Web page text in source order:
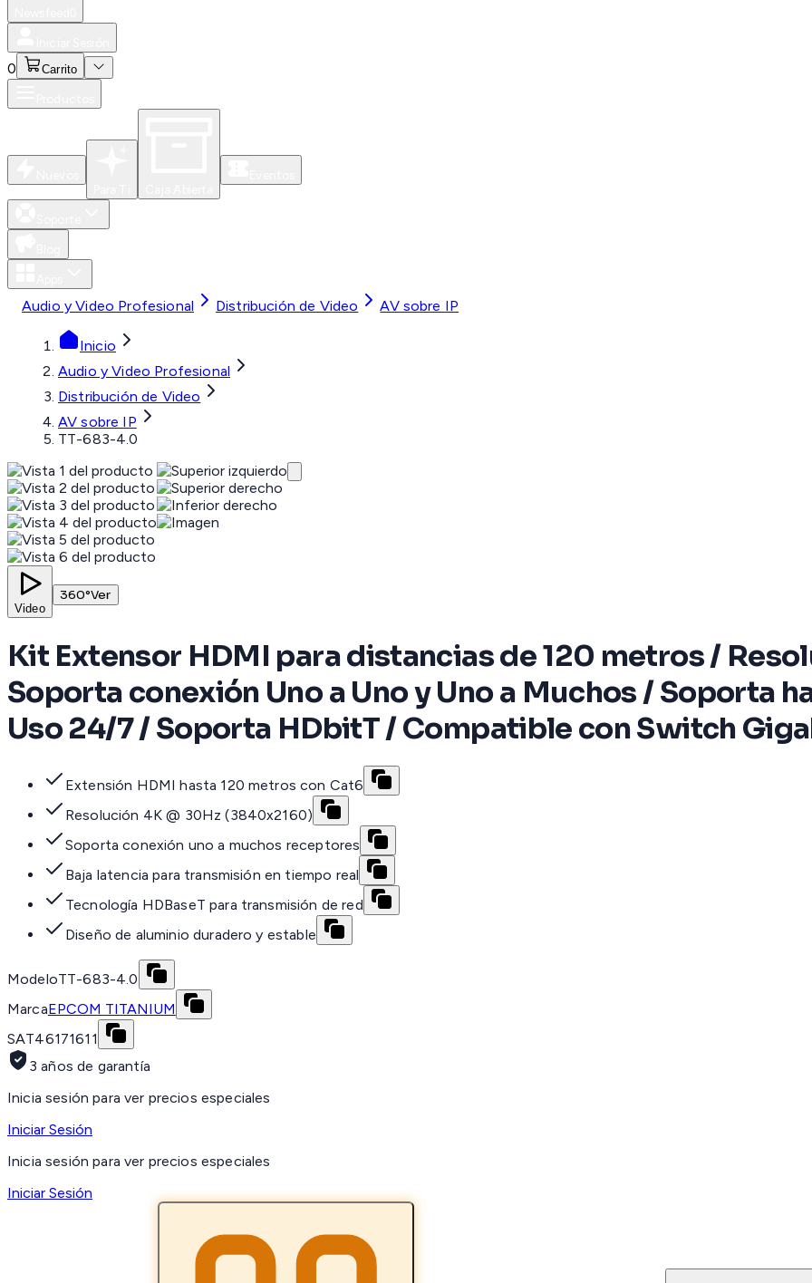
0 Carrito
Audio y Video Profesional Distribución de Video AV sobre IP
Inicio
Audio y Video Profesional
Distribución de Video
AV sobre IP
TT-683-4.0
Video
360°Ver
Kit Extensor HDMI para distancias de 120 metros /
Soporta conexión Uno a Uno y Uno a Muchos / Soporta
Uso 24/7 / Soporta HDbitT / Compatible con Switch
Extensión HDMI hasta 120 metros con Cat6
Resolución 4K @ 30Hz (3840x2160)
Soporta conexión uno a muchos receptores
Baja latencia para transmisión en tiempo real
Tecnología HDBaseT para transmisión de red
Diseño de aluminio duradero y estable
ModeloTT-683-4.0
MarcaEPCOM TITANIUM
SAT46171611
3 años de garantía
Inicia sesión para ver precios especiales
Iniciar Sesión
Inicia sesión para ver precios especiales
Iniciar Sesión